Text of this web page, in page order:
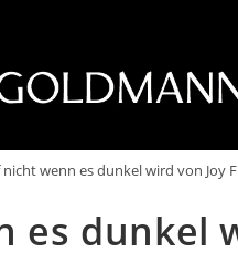
nicht wenn es dunkel wird von Joy
es dunkel